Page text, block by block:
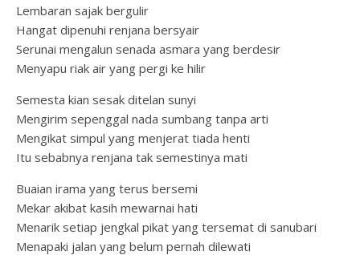
Lembaran sajak bergulir
Hangat dipenuhi renjana bersyair
Serunai mengalun senada asmara yang berdesir
Menyapu riak air yang pergi ke hilir
Semesta kian sesak ditelan sunyi
Mengirim sepenggal nada sumbang tanpa arti
Mengikat simpul yang menjerat tiada henti
Itu sebabnya renjana tak semestinya mati
Buaian irama yang terus bersemi
Mekar akibat kasih mewarnai hati
Menarik setiap jengkal pikat yang tersemat di sanubari
Menapaki jalan yang belum pernah dilewati